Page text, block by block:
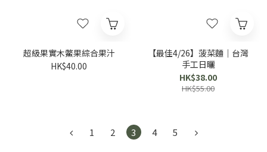
超級果實木鱉果綜合果汁
HK$40.00
【最佳4/26】菠菜麵｜台灣
手工日曬
HK$38.00
HK$55.00
1 2 3 4 5